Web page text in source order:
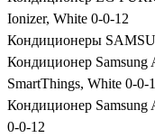
Ionizer, White 0-0-12
Кондиционеры
Кондиционер Samsung
SmartThings, White 0-0-
Кондиционер Samsung
0-0-12